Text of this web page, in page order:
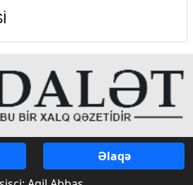
Əlaqə